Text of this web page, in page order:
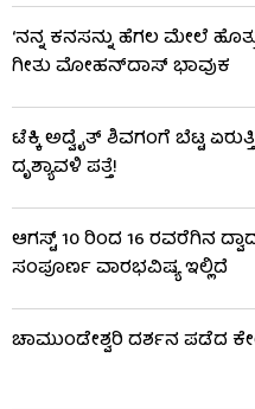
‘ನನ್ನ ಕನಸನ್ನು ಹೆಗಲ ಮೇಲೆ
ಗೀತು ಮೋಹನ್​​ದಾಸ್ ಭಾವುಕ
ಟೆಕ್ಕಿ ಅದ್ವೈತ್ ಶಿವಗಂಗೆ ಬೆಟ್ಟ
ದೃಶ್ಯಾವಳಿ ಪತ್ತೆ!
ಆಗಸ್ಟ್ 10 ರಿಂದ 16 ರವರೆಗಿನ
ಸಂಪೂರ್ಣ ವಾರಭವಿಷ್ಯ ಇಲ್ಲಿದೆ
ಚಾಮುಂಡೇಶ್ವರಿ ದರ್ಶನ ಪಡೆದ